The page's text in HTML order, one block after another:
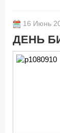
16 Июнь
ДЕНЬ